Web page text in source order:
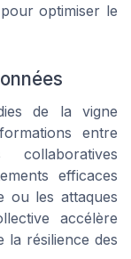
optimiser le
de la vigne
entre
collaboratives
efficaces
ou les attaques
accélère
la résilience des